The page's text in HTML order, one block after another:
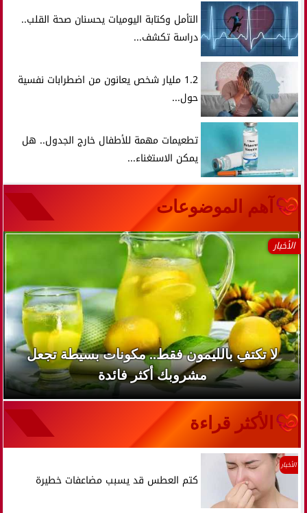
التأمل وكتابة اليوميات يحسنان صحة القلب..
دراسة تكشف...
1.2 مليار شخص يعانون من اضطرابات نفسية
حول...
تطعيمات مهمة للأطفال خارج الجدول.. هل
يمكن الاستغناء...
آهم الموضوعات
الأخبار
لا تكتفِ بالليمون فقط.. مكونات بسيطة تجعل
مشروبك أكثر فائدة
الأكثر قراءة
الأخبار
كتم العطس قد يسبب مضاعفات خطيرة